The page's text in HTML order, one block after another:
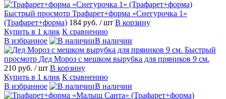
Быстрый просмотр Трафарет+форма «Снегурочка 1»
(Трафарет+форма) 184 руб. / шт В корзину
Купить в 1 клик К сравнению
В избранное
В наличии
Быстрый
просмотр Дед Мороз с мешком вырубка для пряников 9 см.
210 руб. / шт В корзину
Купить в 1 клик К сравнению
В избранное
В наличии